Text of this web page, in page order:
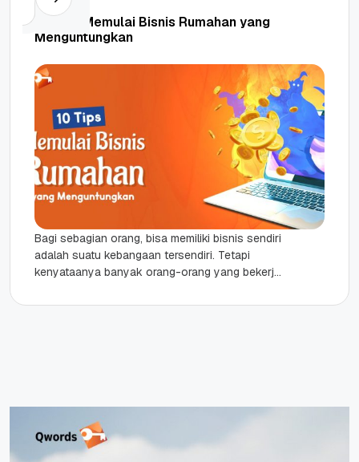
10 Tips Memulai Bisnis Rumahan yang
Menguntungkan
Bagi sebagian orang, bisa memiliki bisnis sendiri
adalah suatu kebangaan tersendiri. Tetapi
kenyataanya banyak orang-orang yang bekerja
mengharuskan untuk selalu...